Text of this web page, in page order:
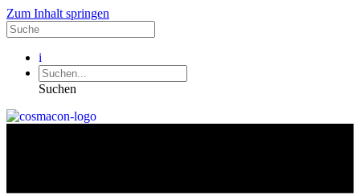
Zum Inhalt springen
i
Suchen